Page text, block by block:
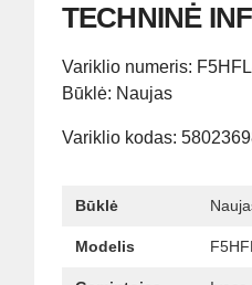
TECHNINĖ
Variklio numeris:
Būklė: Naujas
Variklio kodas:
Būklė
Modelis